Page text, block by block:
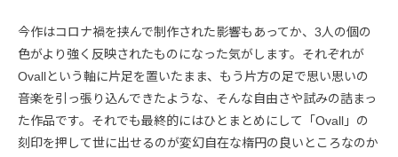
今作はコロナ禍を挟んで制作された影響もあってか、3人の個の
色がより強く反映されたものになった気がします。それぞれが
Ovallという軸に片足を置いたまま、もう片方の足で思い思いの
音楽を引っ張り込んできたような、そんな自由さや試みの詰まっ
た作品です。それでも最終的にはひとまとめにして「Ovall」の
刻印を押して世に出せるのが変幻自在な楕円の良いところなのか